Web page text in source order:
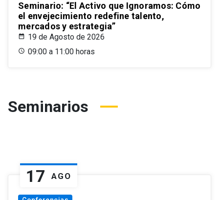
Seminario: “El Activo que Ignoramos: Cómo
el envejecimiento redefine talento,
mercados y estrategia”
19 de Agosto de 2026
09:00 a 11:00 horas
Seminarios
17 AGO